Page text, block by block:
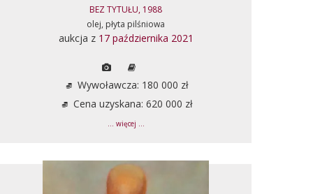
BEZ TYTUŁU, 1988
olej, płyta pilśniowa
aukcja z 17 października 2021
Wywoławcza: 180 000 zł
Cena uzyskana: 620 000 zł
... więcej ...